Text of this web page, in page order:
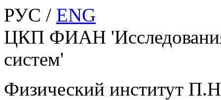
РУС / ENG
ЦКП ФИАН
систем'
Физический институт